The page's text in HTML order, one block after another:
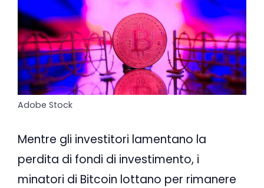
Adobe Stock
Mentre gli investitori lamentano la
perdita di fondi di investimento, i
minatori di Bitcoin lottano per rimanere